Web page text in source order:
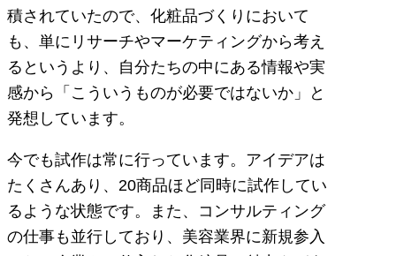
積されていたので、化粧品づくりにおいて
も、単にリサーチやマーケティングから考え
るというより、自分たちの中にある情報や実
感から「こういうものが必要ではないか」と
発想しています。
今でも試作は常に行っています。アイデアは
たくさんあり、20商品ほど同時に試作してい
るような状態です。また、コンサルティング
の仕事も並行しており、美容業界に新規参入